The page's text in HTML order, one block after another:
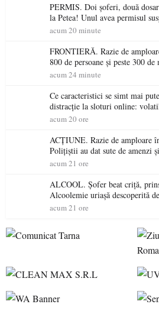
PERMIS. Doi șoferi, două
la Petea! Unul avea permisul
niciodată permis
acum 20 minute
FRONTIERĂ. Razie de
800 de persoane și peste 300
acum 24 minute
Ce caracteristici se simt mai
distracție la sloturi online:
acum 20 ore
ACȚIUNE. Razie de amploare
Polițiștii au dat sute de amenzi
permis într-o singură zi
acum 21 ore
ALCOOL. Șofer beat criță,
Alcoolemie uriașă descoperită
acum 21 ore